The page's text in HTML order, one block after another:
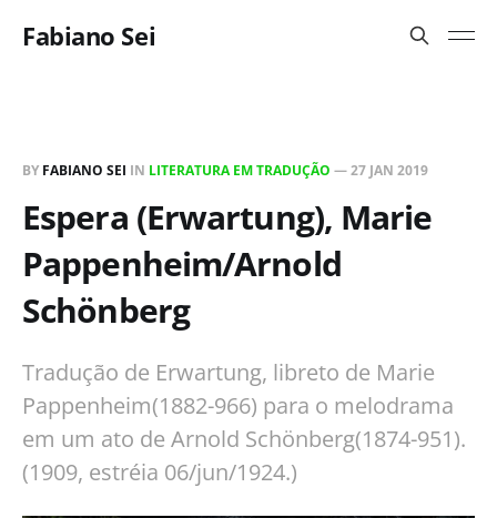
Fabiano Sei
BY FABIANO SEI IN LITERATURA EM TRADUÇÃO —27 JAN 2019
Espera (Erwartung), Marie
Pappenheim/Arnold
Schönberg
Tradução de Erwartung, libreto de Marie
Pappenheim(1882-966) para o melodrama
em um ato de Arnold Schönberg(1874-951).
(1909, estréia 06/jun/1924.)